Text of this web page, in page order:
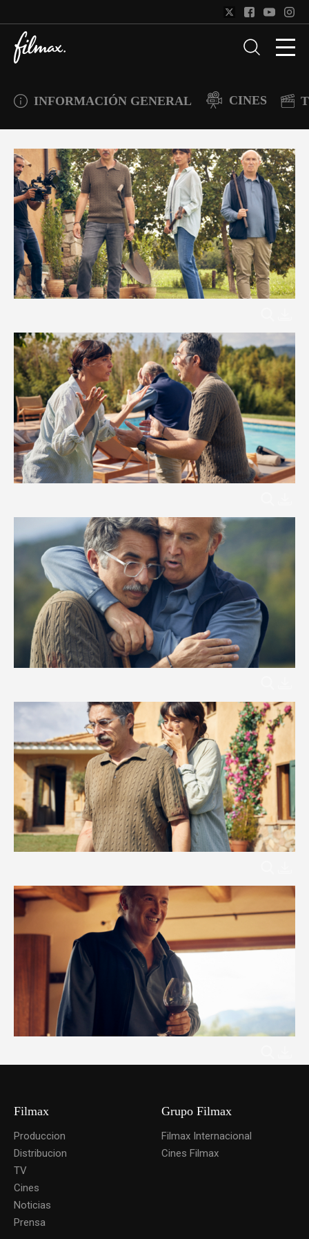
INFORMACIÓN GENERAL CINES
Filmax
Produccion
Distribucion
TV
Cines
Noticias
Prensa
Grupo Filmax
Filmax Internacional
Cines Filmax